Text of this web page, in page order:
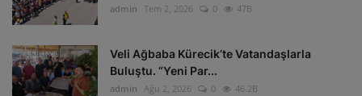
admin Tem 2, 2026 0 47B
Veli Ağbaba Kürecik’te Vatandaşlarla
Buluştu. “Yeni Par...
admin Ağu 2, 2026 0 46.2B